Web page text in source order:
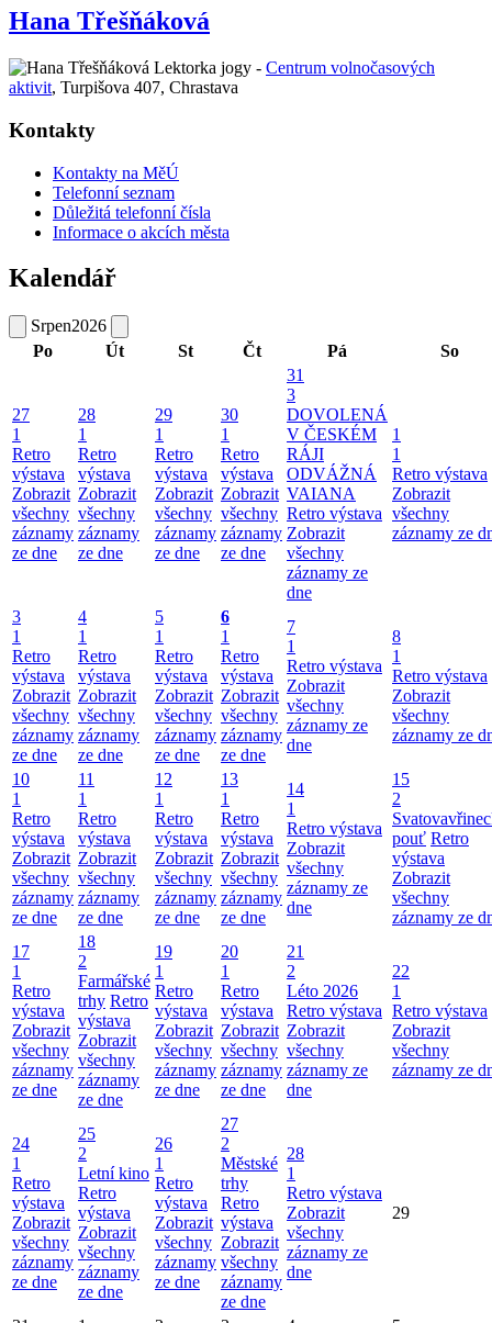
Hana Třešňáková
Lektorka jogy - Centrum volnočasových
aktivit, Turpišova 407, Chrastava
Kontakty
Kontakty na MěÚ
Telefonní seznam
Důležitá telefonní čísla
Informace o akcích města
Kalendář
Srpen2026
Po
Út St Čt Pá So
27
1
Retro
výstava
Zobrazit
všechny
záznamy
ze dne
28
1
Retro
výstava
Zobrazit
všechny
záznamy
ze dne
29
1
Retro
výstava
Zobrazit
všechny
záznamy
ze dne
30
1
Retro
výstava
Zobrazit
všechny
záznamy
ze dne
31
3
DOVOLENÁ
V ČESKÉM
RÁJI
ODVÁŽNÁ
VAIANA
Retro výstava
Zobrazit
všechny
záznamy ze
dne
1
1
Retro výstava
Zobrazit
všechny
záznamy ze
3
1
Retro
výstava
Zobrazit
všechny
záznamy
ze dne
4
1
Retro
výstava
Zobrazit
všechny
záznamy
ze dne
5
1
Retro
výstava
Zobrazit
všechny
záznamy
ze dne
6
1
Retro
výstava
Zobrazit
všechny
záznamy
ze dne
7
1
Retro výstava
Zobrazit
všechny
záznamy ze
dne
8
1
Retro výstava
Zobrazit
všechny
záznamy ze
10
1
Retro
výstava
Zobrazit
všechny
záznamy
ze dne
11
1
Retro
výstava
Zobrazit
všechny
záznamy
ze dne
12
1
Retro
výstava
Zobrazit
všechny
záznamy
ze dne
13
1
Retro
výstava
Zobrazit
všechny
záznamy
ze dne
14
1
Retro výstava
Zobrazit
všechny
záznamy ze
dne
15
2
pouť Retro
výstava
Zobrazit
všechny
záznamy ze
17
1
Retro
výstava
Zobrazit
všechny
záznamy
ze dne
18
2
Farmářské
trhy Retro
výstava
Zobrazit
všechny
záznamy
ze dne
19
1
Retro
výstava
Zobrazit
všechny
záznamy
ze dne
20
1
Retro
výstava
Zobrazit
všechny
záznamy
ze dne
21
2
Léto 2026
Retro výstava
Zobrazit
všechny
záznamy ze
dne
22
1
Retro výstava
Zobrazit
všechny
záznamy ze
24
1
Retro
výstava
Zobrazit
všechny
záznamy
ze dne
25
2
Letní kino
Retro
výstava
Zobrazit
všechny
záznamy
ze dne
26
1
Retro
výstava
Zobrazit
všechny
záznamy
ze dne
27
2
Městské
trhy
Retro
výstava
Zobrazit
všechny
záznamy
ze dne
28
1
Retro výstava
Zobrazit
všechny
záznamy ze
dne
29